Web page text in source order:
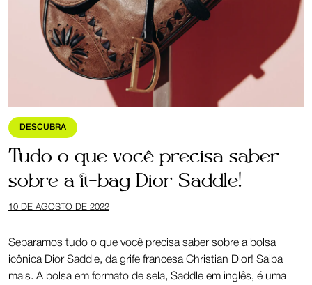
DESCUBRA
Tudo o que você precisa saber
sobre a it-bag Dior Saddle!
10 DE AGOSTO DE 2022
Separamos tudo o que você precisa saber sobre a bolsa
icônica Dior Saddle, da grife francesa Christian Dior! Saiba
mais. A bolsa em formato de sela, Saddle em inglês, é uma